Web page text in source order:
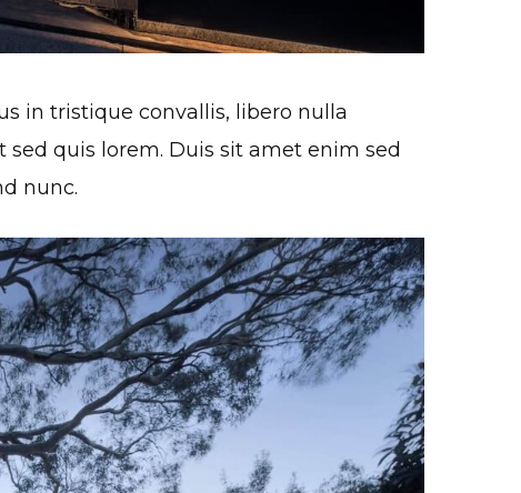
in tristique convallis, libero nulla
quis lorem. Duis sit amet enim sed
nunc.